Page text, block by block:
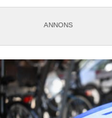
ANNONS